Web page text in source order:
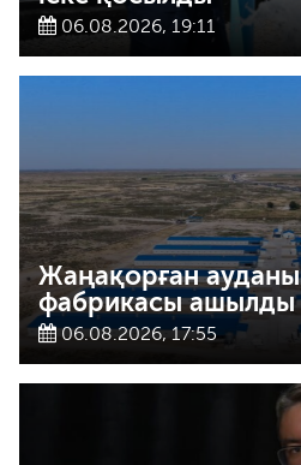
06.08.2026, 19:11
Жаңақорған
фабрикасы ашылды
06.08.2026, 17:55